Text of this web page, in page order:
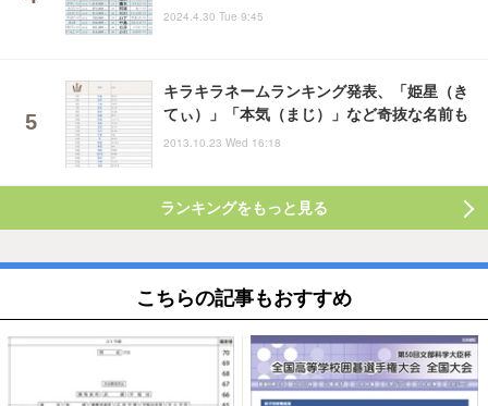
2024.4.30 Tue 9:45
キラキラネームランキング発表、「姫星（き
てぃ）」「本気（まじ）」など奇抜な名前も
2013.10.23 Wed 16:18
ランキングをもっと見る
こちらの記事もおすすめ